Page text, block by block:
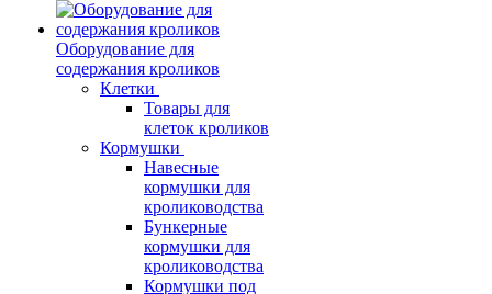
Оборудование для
содержания кроликов
Клетки
Товары для
клеток кроликов
Кормушки
Навесные
кормушки для
кролиководства
Бункерные
кормушки для
кролиководства
Кормушки под